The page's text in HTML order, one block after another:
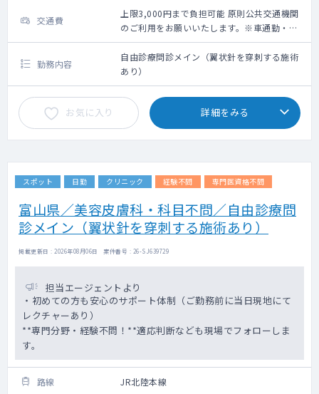
交通費
上限3,000円まで負担可能 原則公共交通機関
のご利用をお願いいたします。※車通勤・タ
クシー利用要相談
勤務内容
自由診療問診メイン（翼状針を穿刺する施術
あり）
お気に入り 詳細をみる
スポット 日勤 クリニック 経験不問 専門医資格不問
富山県／美容皮膚科・科目不問／自由診療問
診メイン（翼状針を穿刺する施術あり）
掲載更新日 : 2026年08月06日 案件番号 : 26-SJ639729
担当エージェントより
・初めての方も安心のサポート体制（ご勤務前に当日現地にて
レクチャーあり）
**専門分野・経験不問！**適応判断なども現場でフォローしま
す。
路線 JR北陸本線